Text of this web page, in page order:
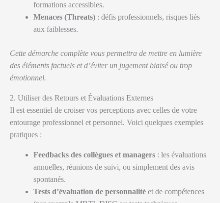
formations accessibles.
Menaces (Threats) : défis professionnels, risques liés
aux faiblesses.
Cette démarche complète vous permettra de mettre en lumière
des éléments factuels et d’éviter un jugement biaisé ou trop
émotionnel.
2. Utiliser des Retours et Évaluations Externes
Il est essentiel de croiser vos perceptions avec celles de votre
entourage professionnel et personnel. Voici quelques exemples
pratiques :
Feedbacks des collègues et managers : les évaluations
annuelles, réunions de suivi, ou simplement des avis
spontanés.
Tests d’évaluation de personnalité et de compétences